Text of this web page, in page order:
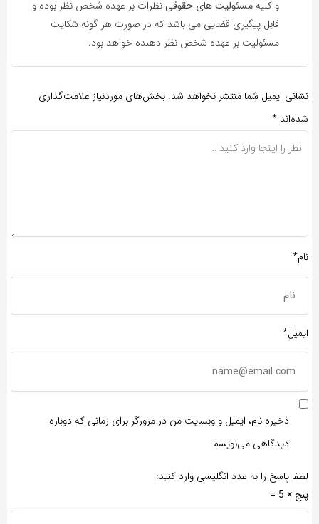
و کلیه مسئولیت های حقوقینظرات بر عهده شخص نظر بوده و
قابل پیگیری قضایی می باشد که در صورت هر گونه شکایت
مسئولیت بر عهده شخص نظر دهنده خواهد بود.
نشانی ایمیل شما منتشر نخواهد شد. بخش‌های موردنیاز علامت‌گذاری
شده‌اند *
نام*
ایمیل*
ذخیره نام، ایمیل و وبسایت من در مرورگر برای زمانی که دوباره
دیدگاهی می‌نویسم.
لطفا پاسخ را به عدد انگلیسی وارد کنید:
پنج × 5 =